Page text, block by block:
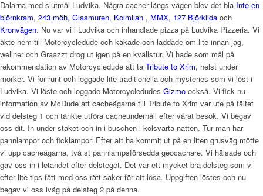
Dalarna med slutmål Ludvika. Några cacher längs vägen blev det bla Inte en
björnkram, 243 möh, Glasmuren, Kolmilan , MMX, 127 Björklida och
Kronvägen. Nu var vi i Ludvika och inhandlade pizza på Ludvika Pizzeria. Vi
åkte hem till Motorcycledude och käkade och laddade om lite innan jag,
wellner och Graazzt drog ut igen på en kvällstur. Vi hade som mål på
rekommendation av Motorcycledude att ta Tribute to Xrim, helst under
mörker. Vi for runt och loggade lite traditionella och mysteries som vi löst i
Ludvika. Vi löste och loggade Motorcycledudes Gizmo också. Vi fick nu
information av McDude att cacheägarna till Tribute to Xrim var ute på fältet
vid delsteg 1 och tänkte utföra cacheunderhåll efter vårat besök. Vi begav
oss dit. In under staket och in i buschen i kolsvarta natten. Tur man har
pannlampor och ficklampor. Efter att ha kommit ut på en liten grusväg mötte
vi upp cacheägarna, två st pannlampsförsedda geocachare. Vi hälsade och
gav oss in i letandet efter delsteget. Det var ett mycket bra delsteg som vi
efter lite tips fått med oss rätt saker för att lösa. Uppgiften löstes och nu
begav vi oss iväg på delsteg 2 på denna.